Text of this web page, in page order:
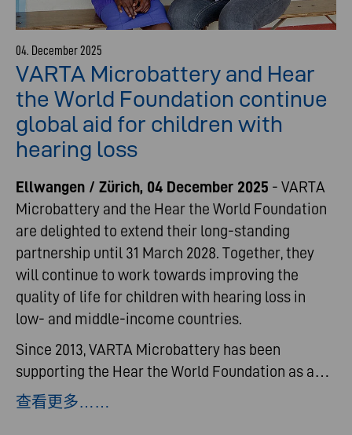
04. December 2025
VARTA Microbattery and Hear
the World Foundation continue
global aid for children with
hearing loss
Ellwangen / Zürich, 04 December 2025 - VARTA
Microbattery and the Hear the World Foundation
are delighted to extend their long-standing
partnership until 31 March 2028. Together, they
will continue to work towards improving the
quality of life for children with hearing loss in
low- and middle-income countries.
Since 2013, VARTA Microbattery has been
supporting the Hear the World Foundation as a…
查看更多……